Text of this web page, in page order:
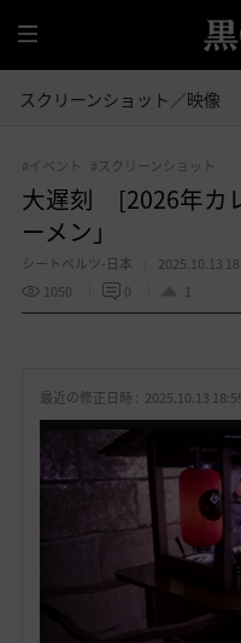
全
体
スクリーンショット／映像
#イベント #スクリーンショット
大遅刻 [2026年カ
ーメン」
シートベルツ-日本
2025.10.13
1050
0 1
最近の修正日時 : 2025.10.13